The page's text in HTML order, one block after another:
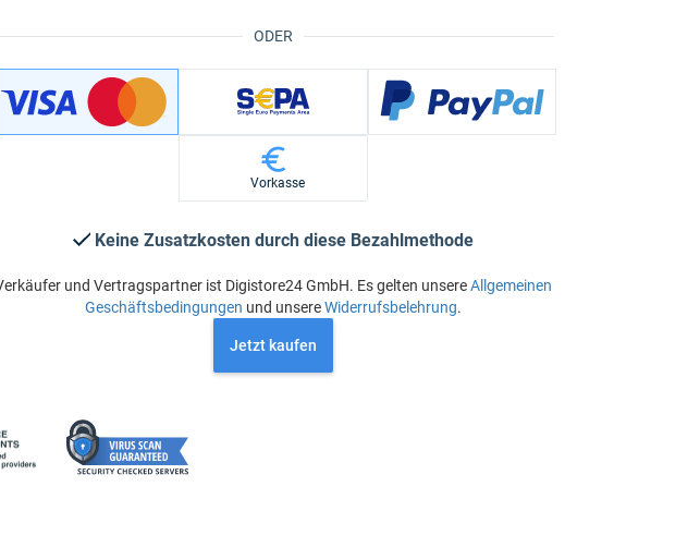
ODER
Vorkasse
Keine Zusatzkosten durch diese Bezahlmethode
und Vertragspartner ist Digistore24 GmbH. Es gelten unsereAllgemeinen
Geschäftsbedingungen und unsereWiderrufsbelehrung.
Jetzt kaufen